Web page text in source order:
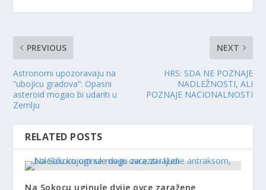
PREVIOUS
Astronomi upozoravaju na
“ubojicu gradova”: Opasni
asteroid mogao bi udariti u
Zemlju
NEXT
HRS: SDA NE POZNAJE
NADLEŽNOSTI, ALI
POZNAJE NACIONALNOSTI
RELATED POSTS
Na Sokocu uginule dvije ovce zaražene